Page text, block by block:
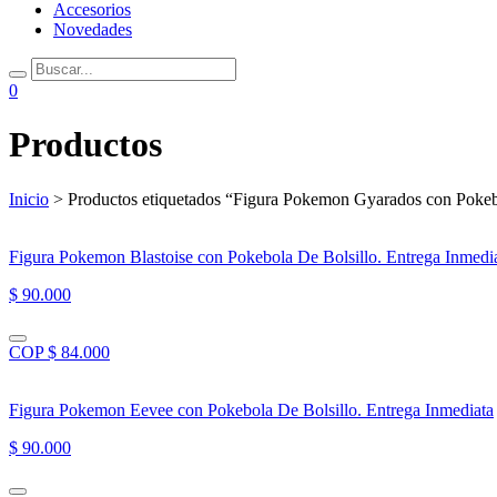
Accesorios
Novedades
0
Productos
Inicio > Productos etiquetados “Figura Pokemon Gyarados con
Figura Pokemon Blastoise con Pokebola De Bolsillo. Entrega
$ 90.000
COP $ 84.000
Figura Pokemon Eevee con Pokebola De Bolsillo. Entrega Inmediata
$ 90.000